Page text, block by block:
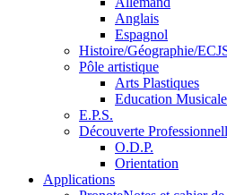
Anglais
Espagnol
Histoire/Géographie/
Pôle artistique
Arts Plastiques
Education Musicale
E.P.S.
Découverte
O.D.P.
Orientation
Applications